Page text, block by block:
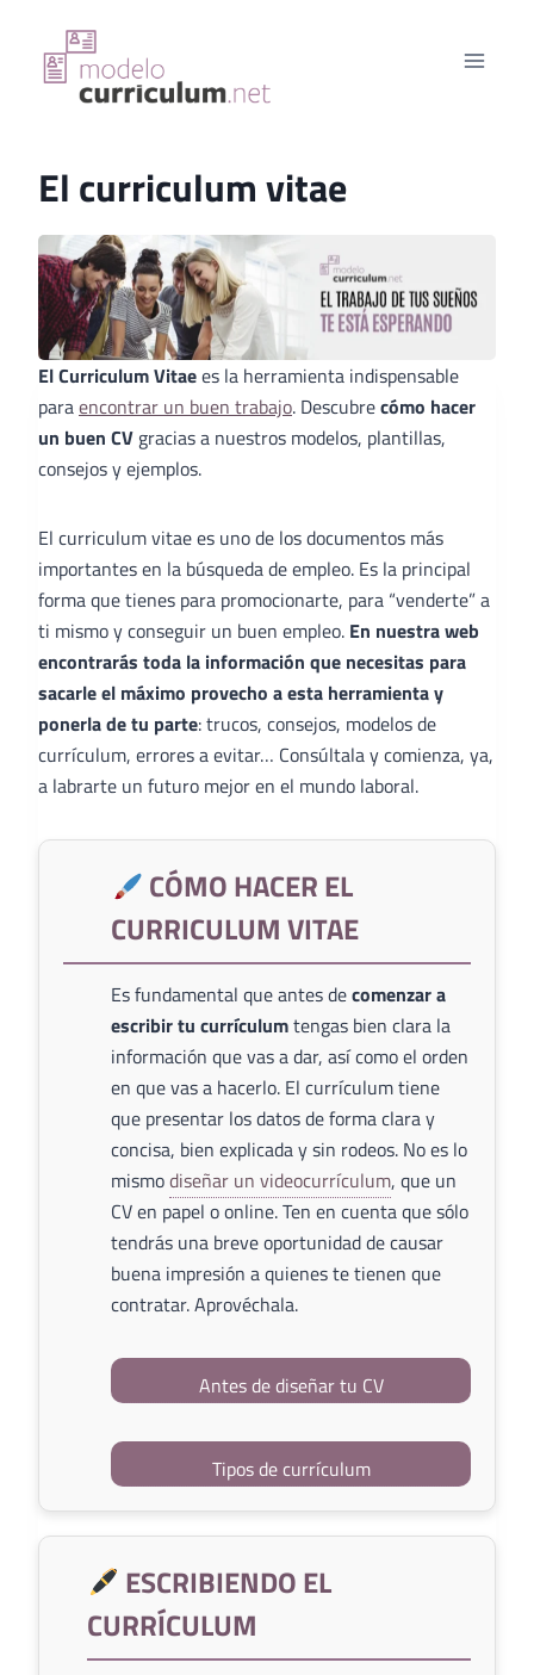
contenido
El curriculum vitae
El Curriculum Vitaees la herramienta indispensable
paraencontrar un buen trabajo. Descubrecómo hacer
un buen CV gracias a nuestros modelos, plantillas,
consejos y ejemplos.
El curriculum vitae es uno de los documentos más
importantes en la búsqueda de empleo. Es la principal
forma que tienes para promocionarte, para “venderte” a
ti mismo y conseguir un buen empleo. En nuestra web
encontrarás toda la información que necesitas para
sacarle el máximo provecho a esta herramienta y
ponerla de tu parte: trucos, consejos, modelos de
currículum, errores a evitar… Consúltala y comienza, ya,
a labrarte un futuro mejor en el mundo laboral.
CÓMO HACER EL
CURRICULUM VITAE
Es fundamental que antes decomenzar a
escribir tu currículumtengas bien clara la
información que vas a dar, así como el orden
en que vas a hacerlo. El currículum tiene
que presentar los datos de forma clara y
concisa, bien explicada y sin rodeos. No es lo
mismodiseñar un videocurrículum, que un
CV en papel o online. Ten en cuenta que sólo
tendrás una breve oportunidad de causar
buena impresión a quienes te tienen que
contratar. Aprovéchala.
Antes de diseñar tu CV
Tipos de currículum
ESCRIBIENDO EL
CURRÍCULUM